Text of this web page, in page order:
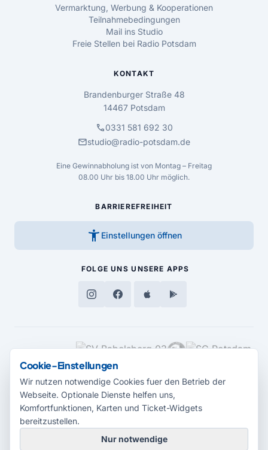
Vermarktung, Werbung & Kooperationen
Teilnahmebedingungen
Mail ins Studio
Freie Stellen bei Radio Potsdam
KONTAKT
Brandenburger Straße 48
14467 Potsdam
call0331 581 692 30
mailstudio@radio-potsdam.de
Eine Gewinnabholung ist von Montag – Freitag
08.00 Uhr bis 18.00 Uhr möglich.
BARRIEREFREIHEIT
accessibility_new Einstellungen öffnen
FOLGE UNS UNSERE APPS
MEDIENPARTNER
Cookie-Einstellungen
Wir nutzen notwendige Cookies fuer den Betrieb der
Webseite. Optionale Dienste helfen uns,
Komfortfunktionen, Karten und Ticket-Widgets
bereitzustellen.
Nur notwendige